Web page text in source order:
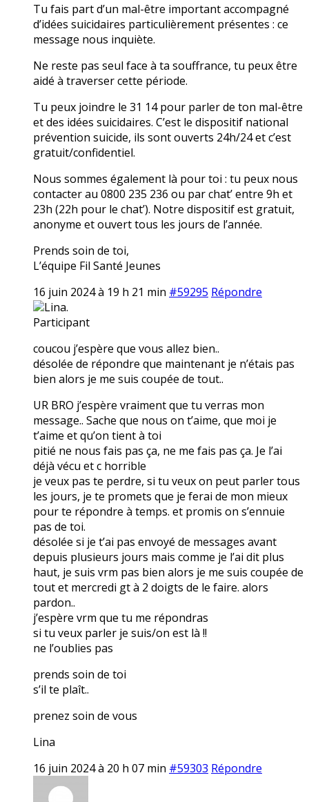
Tu fais part d’un mal-être important accompagné
d’idées suicidaires particulièrement présentes : ce
message nous inquiète.
Ne reste pas seul face à ta souffrance, tu peux être
aidé à traverser cette période.
Tu peux joindre le 31 14 pour parler de ton mal-être
et des idées suicidaires. C’est le dispositif national
prévention suicide, ils sont ouverts 24h/24 et c’est
gratuit/confidentiel.
Nous sommes également là pour toi : tu peux nous
contacter au 0800 235 236 ou par chat’ entre 9h et
23h (22h pour le chat’). Notre dispositif est gratuit,
anonyme et ouvert tous les jours de l’année.
Prends soin de toi,
L’équipe Fil Santé Jeunes
16 juin 2024 à 19 h 21 min #59295 Répondre
Lina.
Participant
coucou j’espère que vous allez bien..
désolée de répondre que maintenant je n’étais pas
bien alors je me suis coupée de tout..
UR BRO j’espère vraiment que tu verras mon
message.. Sache que nous on t’aime, que moi je
t’aime et qu’on tient à toi
pitié ne nous fais pas ça, ne me fais pas ça. Je l’ai
déjà vécu et c horrible
je veux pas te perdre, si tu veux on peut parler tous
les jours, je te promets que je ferai de mon mieux
pour te répondre à temps. et promis on s’ennuie
pas de toi.
désolée si je t’ai pas envoyé de messages avant
depuis plusieurs jours mais comme je l’ai dit plus
haut, je suis vrm pas bien alors je me suis coupée de
tout et mercredi gt à 2 doigts de le faire. alors
pardon..
j’espère vrm que tu me répondras
si tu veux parler je suis/on est là !!
ne l’oublies pas
prends soin de toi
s’il te plaît..
prenez soin de vous
Lina
16 juin 2024 à 20 h 07 min #59303 Répondre